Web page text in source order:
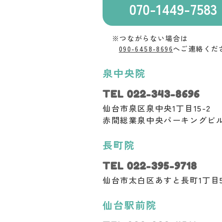
070-1449-7583
※つながらない場合は
090-6458-8696へご連絡くだ
泉中央院
TEL 022-343-8696
仙台市泉区泉中央1丁目15-2
赤間総業泉中央パーキングビ
長町院
TEL 022-395-9718
仙台市太白区あすと長町1丁
仙台駅前院